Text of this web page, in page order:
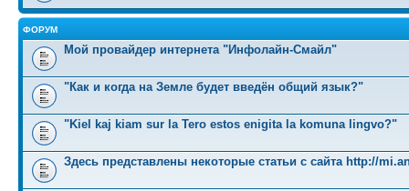
ФОРУМ
Мой провайдер интернета "Инфолайн-Смайл"
"Как и когда на Земле будет введён общий язык?"
"Kiel kaj kiam sur la Tero estos enigita la komuna lingvo?"
Здесь представлены некоторые статьи с сайта http://